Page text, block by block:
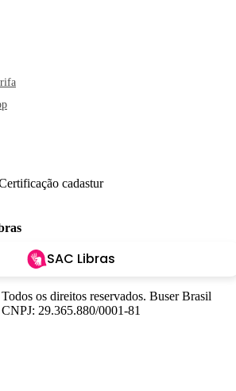
SAC Libras
os direitos reservados. Buser Brasil
29.365.880/0001-81